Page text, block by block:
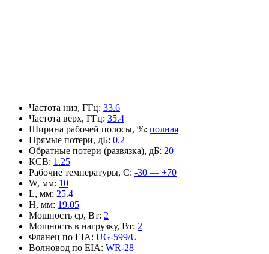
Частота низ, ГГц: 33.6
Частота верх, ГГц: 35.4
Ширина рабочей полосы, %: полная
Прямые потери, дБ: 0.2
Обратные потери (развязка), дБ: 20
КСВ: 1.25
Рабочие температуры, С: -30 — +70
W, мм: 10
L, мм: 25.4
H, мм: 19.05
Мощность ср, Вт: 2
Мощность в нагрузку, Вт: 2
Фланец по EIA: UG-599/U
Волновод по EIA: WR-28